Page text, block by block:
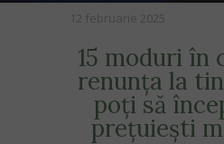
12 februarie 2025
15 moduri în
renunța la
poți să
prețuiești